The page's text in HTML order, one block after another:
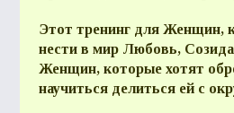
Этот тренинг для Женщин,
нести в мир Любовь,
Женщин, которые хотят
научиться делиться ей с